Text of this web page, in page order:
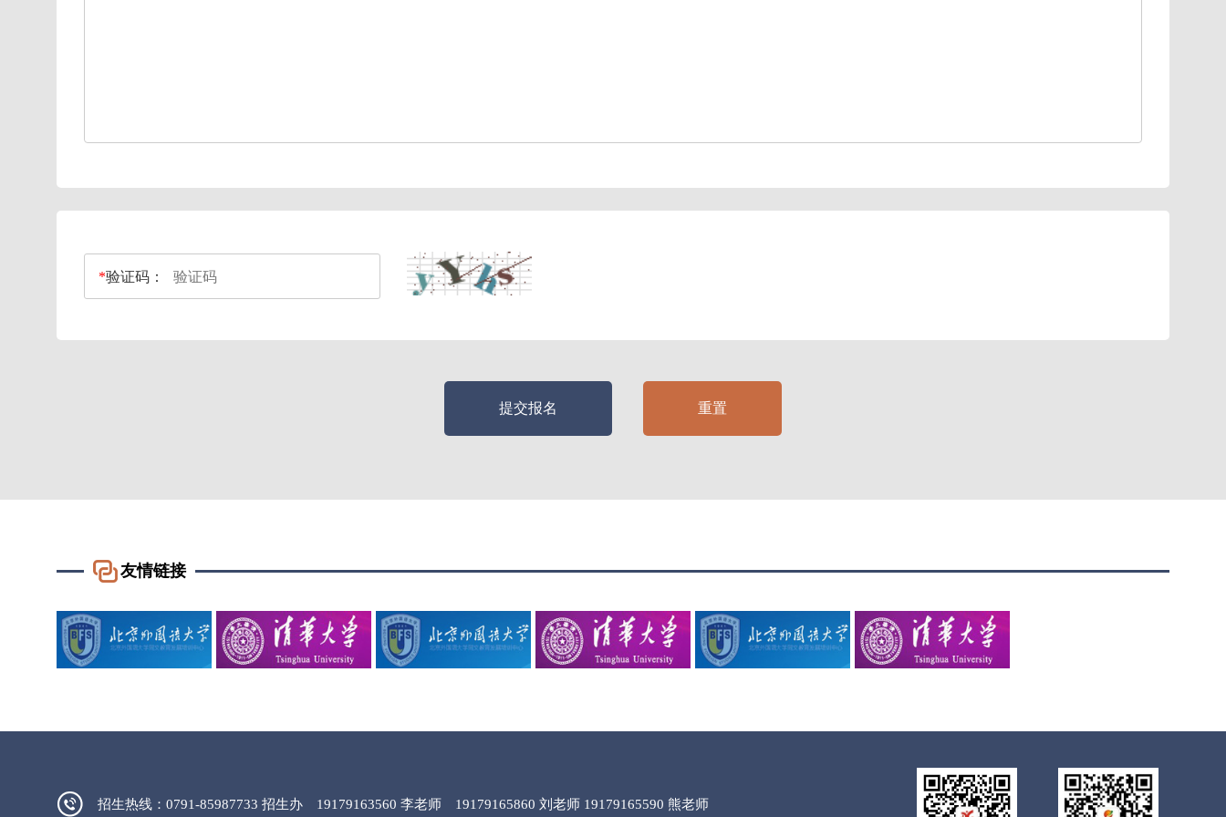
*验证码：
友情链接
招生热线：0791-85987733 招生办 19179163560 李老师 19179165860 刘老师 19179165590 熊老师